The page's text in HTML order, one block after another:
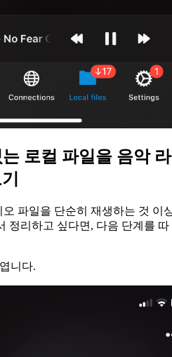
로컬 파일을 음악 라
오 파일을 단순히 재생하는 것 이
정리하고 싶다면, 다음 단계를 따
니다.